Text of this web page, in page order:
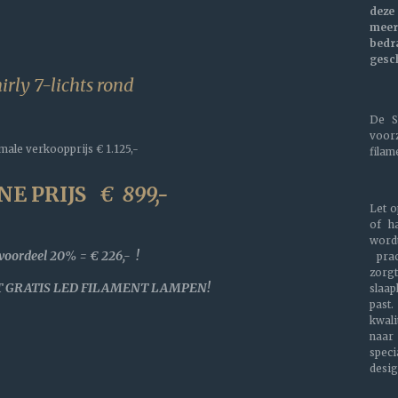
7-lichts rond
verkoopprijs € 1.125,-
PRIJS € 899,-
20% = € 226,- !
GRATIS LED FILAMENT LAMPEN!
De
Let
of
naar